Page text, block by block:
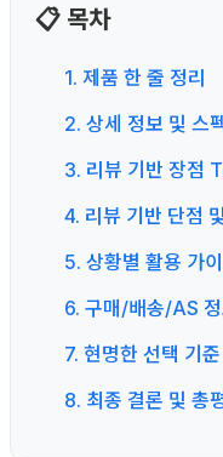
📋 목차
1. 제품 한 줄 정리
2. 상세 정보 및 스
3. 리뷰 기반 장점
4. 리뷰 기반 단점
5. 상황별 활용 가
6. 구매/배송/AS
7. 현명한 선택 기준
8. 최종 결론 및 총